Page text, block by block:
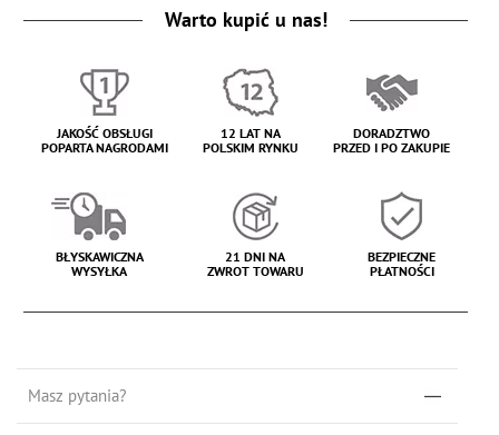
Warto kupić u nas!
JAKOŚĆ OBSŁUGI
POPARTA NAGRODAMI
12 LAT NA
POLSKIM RYNKU
DORADZTWO
PRZED I PO ZAKUPIE
BŁYSKAWICZNA
WYSYŁKA
21 DNI NA
ZWROT TOWARU
BEZPIECZNE
PŁATNOŚCI
Masz pytania?